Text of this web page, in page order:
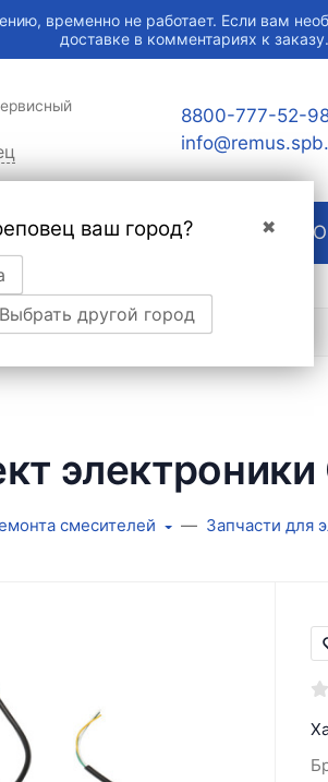
временно не работает. Если вам
доставке в комментариях к
✖
ваш город?
Выбрать другой город
8800-777-52-
Главная Услуги
электроники
смесителей Запчасти для